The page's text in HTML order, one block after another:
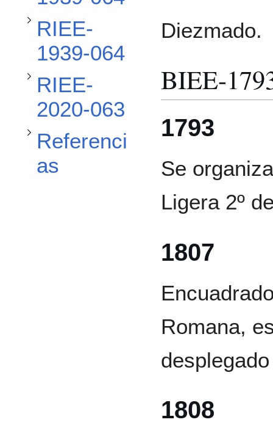
RIEE-
1939-064
RIEE-
2020-063
Alternar subsección RIEE-2020-063
Referenci
as
Alternar subsección Referencias
Diezmado.
BIEE-
1793
Se
Ligera 2º
1807
Romana,
1808